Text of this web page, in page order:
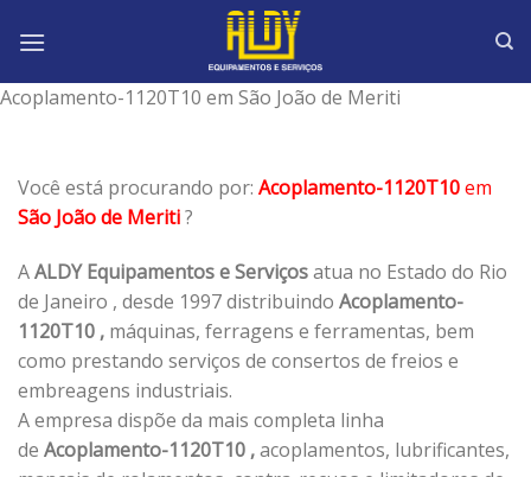
Acoplamento-1120T10 em São João de Meriti
Você está procurando por: Acoplamento-1120T10em
São João de Meriti?
AALDY Equipamentos e Serviçosatua no Estado do Rio
de Janeiro , desde 1997 distribuindo Acoplamento-
1120T10 , máquinas, ferragens e ferramentas, bem
como prestando serviços de consertos de freios e
embreagens industriais.
A empresa dispõe da mais completa linha
de Acoplamento-1120T10 ,acoplamentos, lubrificantes,